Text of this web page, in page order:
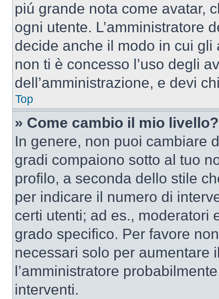
piú grande nota come avatar,
ogni utente. L’amministratore
decide anche il modo in cui
non ti è concesso l’uso degli
dell’amministrazione, e devi
Top
» Come cambio il mio livello?
In genere, non puoi cambiare
gradi compaiono sotto al tuo
profilo, a seconda dello stile
per indicare il numero di
certi utenti; ad es., moderatori
grado specifico. Per favore
necessari solo per aumentare
l’amministratore
interventi.